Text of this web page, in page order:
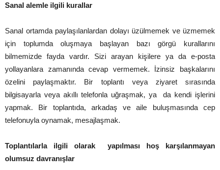
Sanal alemle ilgili kurallar
Sanal ortamda paylaşılanlardan dolayı üzülmemek ve üzmemek
için toplumda oluşmaya başlayan bazı görgü kurallarını
bilmemizde fayda vardır. Sizi arayan kişilere ya da e-posta
yollayanlara zamanında cevap vermemek. İzinsiz başkalarını
özelini paylaşmaktır. Bir toplantı veya ziyaret sırasında
bilgisayarla veya akıllı telefonla uğraşmak, ya da kendi işlerini
yapmak. Bir toplantıda, arkadaş ve aile buluşmasında cep
telefonuyla oynamak, mesajlaşmak.
Toplantılarla ilgili olarak yapılması hoş karşılanmayan
olumsuz davranışlar